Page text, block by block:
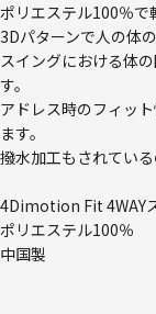
ポリエステル100％で
3Dパターンで人の体
スイングにおける体
す。
アドレス時のフィッ
ます。
撥水加工もされてい
4Dimotion Fit 4WAY
ポリエステル100％
中国製